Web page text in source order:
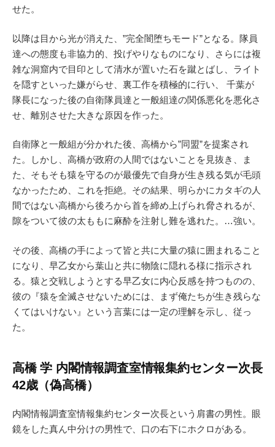
せた。
以降は目から光が消えた、”完全闇堕ちモード”となる。隊員
達への態度も非協力的、投げやりなものになり、さらには複
雑な洞窟内で目印として清水が置いた石を蹴とばし、ライト
を隠すといった嫌がらせ、裏工作を積極的に行い、 千葉が
隊長になった後の自衛隊員達と一般組達の関係悪化を悪化さ
せ、離別させた大きな原因を作った。
自衛隊と一般組が分かれた後、高橋から”同盟”を提案され
た。しかし、高橋が政府の人間ではないことを見抜き、ま
た、そもそも猿を守るのが最優先で自身が生き残る気が毛頭
なかったため、これを拒絶。その結果、明らかにカタギの人
間ではない高橋から後ろから首を締め上げられ脅されるが、
隙をついて彼の太ももに麻酔を注射し難を逃れた。…強い。
その後、高橋の手によって皆と共に大量の猿に囲まれること
になり、早乙女から葉山と共に物陰に隠れる様に指示され
る。猿と交戦しようとする早乙女に内心反感を持つものの、
彼の『猿を全滅させないためには、まず俺たちが生き残らな
くてはいけない』という言葉には一定の理解を示し、従っ
た。
高橋 学 内閣情報調査室情報集約センター次長
42歳（偽高橋）
内閣情報調査室情報集約センター次長という肩書の男性。眼
鏡をした真ん中分けの男性で、口の右下にホクロがある。